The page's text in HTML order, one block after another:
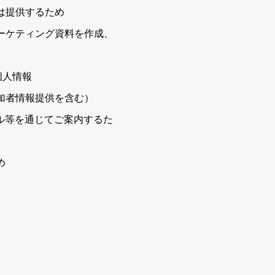
提供するため
ティング資料を作成、
情報
情報提供を含む）
を通じてご案内するた